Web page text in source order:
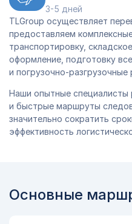
3-5 дней
TLGroup осуществляет
предоставляем
транспортировку,
оформление, подготовку
и погрузочно-разгрузочные
Наши опытные
и быстрые маршруты
значительно сократить
эффективность
Основные